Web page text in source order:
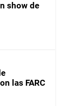
show de
las FARC